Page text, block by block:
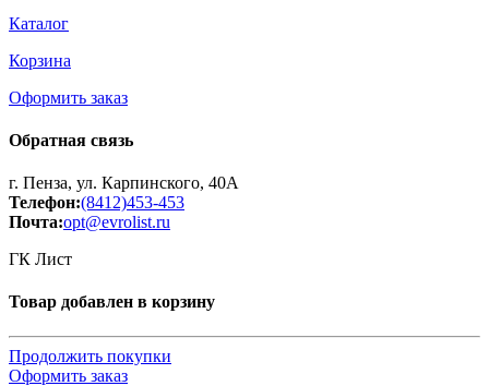
Каталог
Корзина
Оформить заказ
Обратная связь
г. Пенза, ул. Карпинского, 40А
Телефон:(8412)453-453
Почта:opt@evrolist.ru
ГК Лист
Товар добавлен в корзину
Продолжить покупки
Оформить заказ